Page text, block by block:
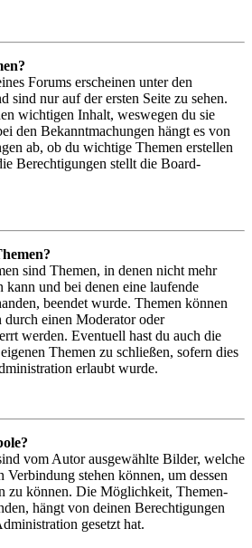
Forums erscheinen unter den
sind nur auf der ersten Seite zu sehen.
wichtigen Inhalt, weswegen du sie
den Bekanntmachungen hängt es von
ab, ob du wichtige Themen erstellen
Berechtigungen stellt die Board-
sind Themen, in denen nicht mehr
kann und bei denen eine laufende
beendet wurde. Themen können
durch einen Moderator oder
werden. Eventuell hast du auch die
Themen zu schließen, sofern dies
erlaubt wurde.
vom Autor ausgewählte Bilder, welche
Verbindung stehen können, um dessen
zu können. Die Möglichkeit, Themen-
hängt von deinen Berechtigungen
gesetzt hat.